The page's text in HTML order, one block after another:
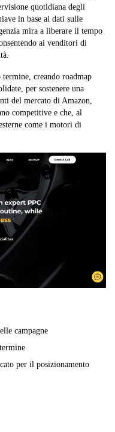
quotidiana degli
in base ai dati sulle
mira a liberare il tempo
ai venditori di
creando roadmap
per sostenere una
del mercato di Amazon,
competitive e che, al
come i motori di
campagne
per il posizionamento